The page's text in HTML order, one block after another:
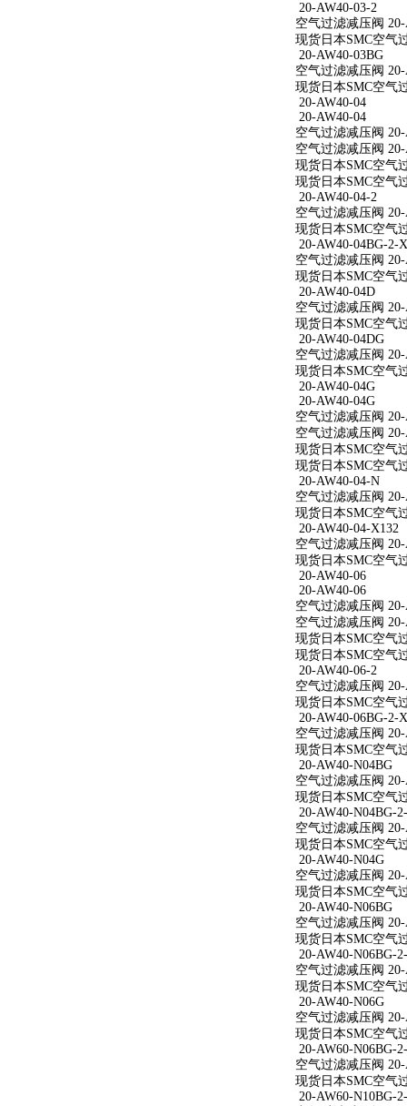
20-AW40-03-2
空气过滤减压阀
现货日本SMC空气
20-AW40-03BG
空气过滤减压阀 20-
现货日本SMC空气
20-AW40-04
20-AW40-04
空气过滤减压阀 20-
空气过滤减压阀 20-
现货日本SMC空气
现货日本SMC空气
20-AW40-04-2
空气过滤减压阀
现货日本SMC空气
20-AW40-04BG-2-
空气过滤减压阀
现货日本SMC空气
20-AW40-04D
空气过滤减压阀
现货日本SMC空气
20-AW40-04DG
空气过滤减压阀
现货日本SMC空气
20-AW40-04G
20-AW40-04G
空气过滤减压阀 20-
空气过滤减压阀 20-
现货日本SMC空气
现货日本SMC空气
20-AW40-04-N
空气过滤减压阀
现货日本SMC空气
20-AW40-04-X132
空气过滤减压阀
现货日本SMC空气
20-AW40-06
20-AW40-06
空气过滤减压阀 20-
空气过滤减压阀 20-
现货日本SMC空气
现货日本SMC空气
20-AW40-06-2
空气过滤减压阀
现货日本SMC空气
20-AW40-06BG-2-
空气过滤减压阀
现货日本SMC空气
20-AW40-N04BG
空气过滤减压阀
现货日本SMC空气
20-AW40-N04BG-
空气过滤减压阀
现货日本SMC空气
20-AW40-N04G
空气过滤减压阀
现货日本SMC空气
20-AW40-N06BG
空气过滤减压阀
现货日本SMC空气
20-AW40-N06BG-
空气过滤减压阀
现货日本SMC空气
20-AW40-N06G
空气过滤减压阀
现货日本SMC空气
20-AW60-N06BG-
空气过滤减压阀
现货日本SMC空气
20-AW60-N10BG-